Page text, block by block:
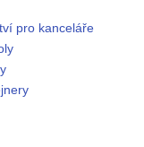
pro kanceláře